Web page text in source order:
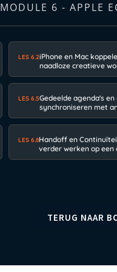
MODULE 6 - APPLE
LES 6.2iPhone en Mac
naadloze creatieve
LES 6.5Gedeelde agenda's
synchroniseren met
LES 6.8Handoff en
verder werken op een
TERUG NAAR